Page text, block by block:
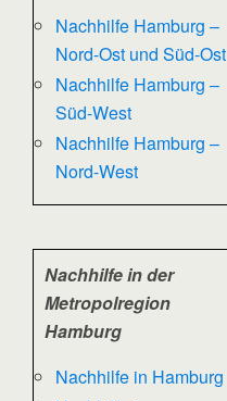
Nachhilfe Hamburg –
Nord-Ost und Süd-Ost
Nachhilfe Hamburg –
Süd-West
Nachhilfe Hamburg –
Nord-West
Nachhilfe in der
Metropolregion
Hamburg
Nachhilfe in Hamburg